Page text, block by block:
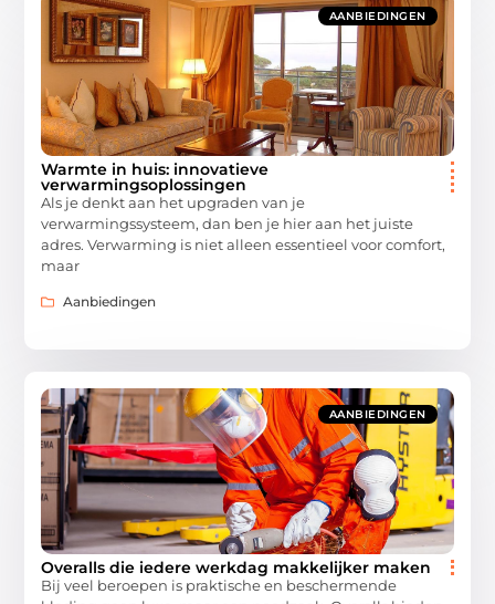
AANBIEDINGEN
Warmte in huis: innovatieve
verwarmingsoplossingen
Als je denkt aan het upgraden van je
verwarmingssysteem, dan ben je hier aan het juiste
adres. Verwarming is niet alleen essentieel voor comfort,
maar
Aanbiedingen
AANBIEDINGEN
Overalls die iedere werkdag makkelijker maken
Bij veel beroepen is praktische en beschermende